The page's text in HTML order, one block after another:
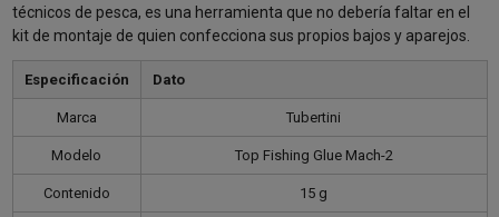
técnicos de pesca, es una herramienta que no debería faltar en el
kit de montaje de quien confecciona sus propios bajos y aparejos.
Especificación Dato
Marca Tubertini
Modelo Top Fishing Glue Mach-2
Contenido 15 g